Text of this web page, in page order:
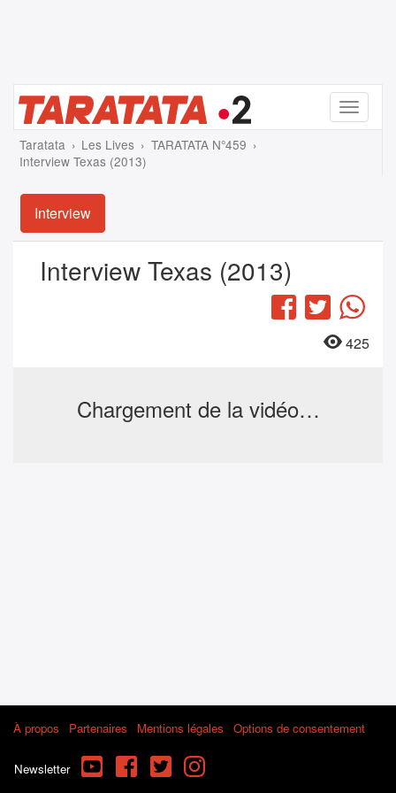
Menu
Taratata Les Lives
TARATATA N°459
Interview Texas (2013)
Interview
Interview Texas (2013)
Facebook
Twitter
425
Chargement de la vidéo…
À propos Partenaires Mentions légales Options de consentement
Newsletter YouTube FacebookTwitterInstagram